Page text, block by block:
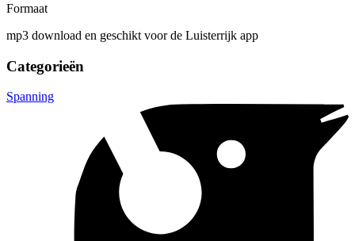
Formaat
mp3 download en geschikt voor de Luisterrijk app
Categorieën
Spanning